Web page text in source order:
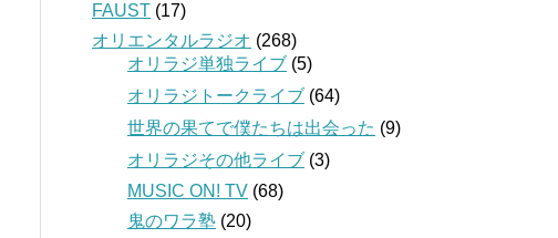
FAUST (17)
オリエンタルラジオ (268)
オリラジ単独ライブ (5)
オリラジトークライブ (64)
世界の果てで僕たちは出会った (9)
オリラジその他ライブ (3)
MUSIC ON! TV (68)
鬼のワラ塾 (20)